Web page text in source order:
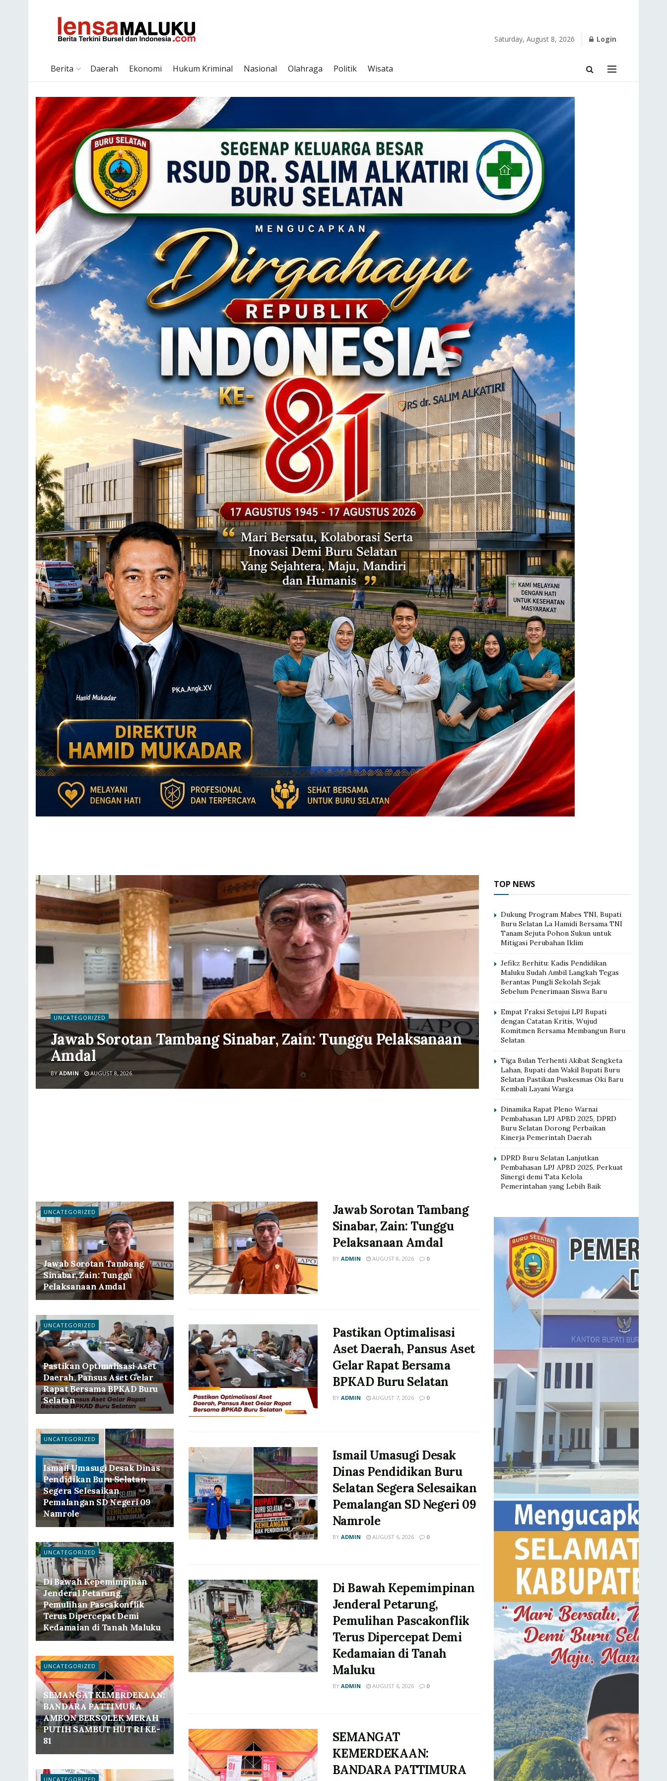
Berita Terkini Maluku
Saturday, August 8, 2026 Login
Berita Daerah Ekonomi Hukum Kriminal Nasional Olahraga Politik Wisata
UNCATEGORIZED
Jawab Sorotan Tambang Sinabar, Zain: Tunggu Pelaksanaan
Amdal
BY ADMIN AUGUST 8, 2026
TOP NEWS
Dukung Program Mabes TNI, Bupati
Buru Selatan La Hamidi Bersama TNI
Tanam Sejuta Pohon Sukun untuk
Mitigasi Perubahan Iklim
Jefikz Berhitu: Kadis Pendidikan
Maluku Sudah Ambil Langkah Tegas
Berantas Pungli Sekolah Sejak
Sebelum Penerimaan Siswa Baru
Empat Fraksi Setujui LPJ Bupati
dengan Catatan Kritis, Wujud
Komitmen Bersama Membangun Buru
Selatan
Tiga Bulan Terhenti Akibat Sengketa
Lahan, Bupati dan Wakil Bupati Buru
Selatan Pastikan Puskesmas Oki Baru
Kembali Layani Warga
Dinamika Rapat Pleno Warnai
Pembahasan LPJ APBD 2025, DPRD
Buru Selatan Dorong Perbaikan
Kinerja Pemerintah Daerah
DPRD Buru Selatan Lanjutkan
Pembahasan LPJ APBD 2025, Perkuat
Sinergi demi Tata Kelola
Pemerintahan yang Lebih Baik
Jawab Sorotan Tambang
Sinabar, Zain: Tunggu
Pelaksanaan Amdal
BY ADMIN AUGUST 8, 2026 0
Pastikan Optimalisasi
Aset Daerah, Pansus Aset
Gelar Rapat Bersama
BPKAD Buru Selatan
BY ADMIN AUGUST 7, 2026 0
Ismail Umasugi Desak
Dinas Pendidikan Buru
Selatan Segera Selesaikan
Pemalangan SD Negeri 09
Namrole
BY ADMIN AUGUST 6, 2026 0
Di Bawah Kepemimpinan
Jenderal Petarung,
Pemulihan Pascakonflik
Terus Dipercepat Demi
Kedamaian di Tanah
Maluku
BY ADMIN AUGUST 6, 2026 0
SEMANGAT
KEMERDEKAAN:
BANDARA PATTIMURA
UNCATEGORIZED
Jawab Sorotan Tambang
Sinabar, Zain: Tunggu
Pelaksanaan Amdal
UNCATEGORIZED
Pastikan Optimalisasi Aset
Daerah, Pansus Aset Gelar
Rapat Bersama BPKAD Buru
Selatan
UNCATEGORIZED
Ismail Umasugi Desak Dinas
Pendidikan Buru Selatan
Segera Selesaikan
Pemalangan SD Negeri 09
Namrole
UNCATEGORIZED
Di Bawah Kepemimpinan
Jenderal Petarung,
Pemulihan Pascakonflik
Terus Dipercepat Demi
Kedamaian di Tanah Maluku
UNCATEGORIZED
SEMANGAT KEMERDEKAAN:
BANDARA PATTIMURA
AMBON BERSOLEK MERAH
PUTIH SAMBUT HUT RI KE-
81
UNCATEGORIZED